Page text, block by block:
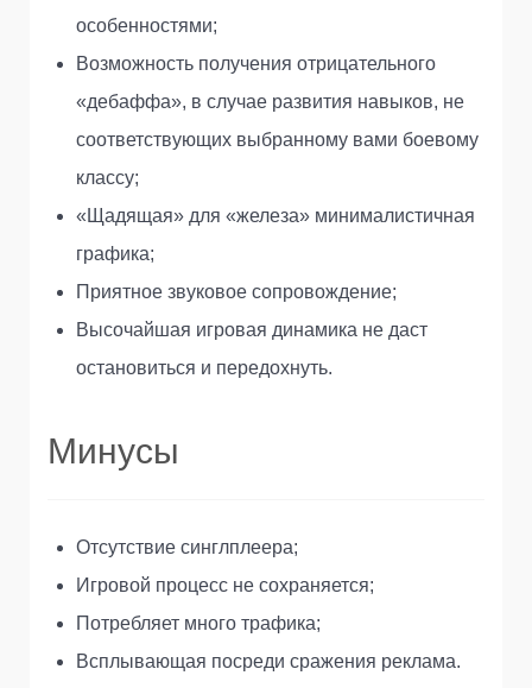
особенностями;
Возможность получения отрицательного
«дебаффа», в случае развития навыков, не
соответствующих выбранному вами боевому
классу;
«Щадящая» для «железа» минималистичная
графика;
Приятное звуковое сопровождение;
Высочайшая игровая динамика не даст
остановиться и передохнуть.
Минусы
Отсутствие синглплеера;
Игровой процесс не сохраняется;
Потребляет много трафика;
Всплывающая посреди сражения реклама.